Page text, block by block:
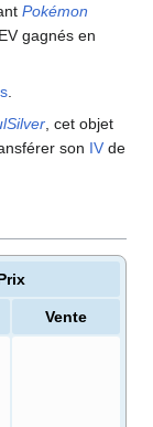
Pokémon
gagnés en
, cet objet
son IV de
Vente